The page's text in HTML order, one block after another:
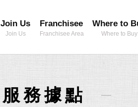
Join Us
Join Us
Franchisee
Franchisee Area
Where to
Where to Buy
服務據點